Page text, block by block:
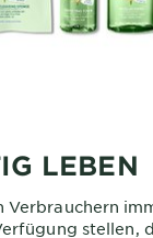
LEBEN
Verbrauchern
stellen,